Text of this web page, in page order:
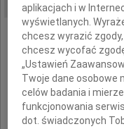
Z
aplikacjach i w
wyświetlanych.
chcesz wyrazić
chcesz wycofać
„Ustawień
Twoje dane osobowe
celów badania i
funkcjonowania
dot. świadczonych